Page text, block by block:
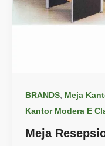
BRANDS, Meja
Kantor Modera E
Meja